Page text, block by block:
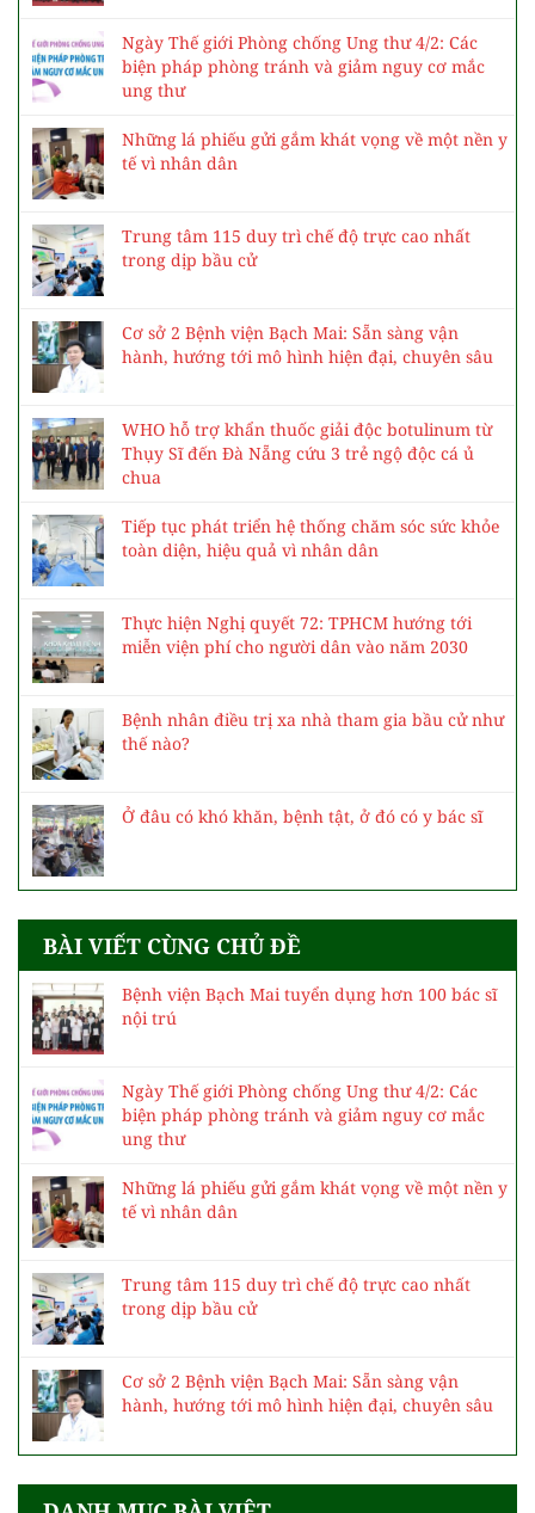
Ngày Thế giới Phòng chống Ung thư 4/2: Các
biện pháp phòng tránh và giảm nguy cơ mắc
ung thư
Những lá phiếu gửi gắm khát vọng về một nền y
tế vì nhân dân
Trung tâm 115 duy trì chế độ trực cao nhất
trong dịp bầu cử
Cơ sở 2 Bệnh viện Bạch Mai: Sẵn sàng vận
hành, hướng tới mô hình hiện đại, chuyên sâu
WHO hỗ trợ khẩn thuốc giải độc botulinum từ
Thụy Sĩ đến Đà Nẵng cứu 3 trẻ ngộ độc cá ủ
chua
Tiếp tục phát triển hệ thống chăm sóc sức khỏe
toàn diện, hiệu quả vì nhân dân
Thực hiện Nghị quyết 72: TPHCM hướng tới
miễn viện phí cho người dân vào năm 2030
Bệnh nhân điều trị xa nhà tham gia bầu cử như
thế nào?
Ở đâu có khó khăn, bệnh tật, ở đó có y bác sĩ
BÀI VIẾT CÙNG CHỦ ĐỀ
Bệnh viện Bạch Mai tuyển dụng hơn 100 bác sĩ
nội trú
Ngày Thế giới Phòng chống Ung thư 4/2: Các
biện pháp phòng tránh và giảm nguy cơ mắc
ung thư
Những lá phiếu gửi gắm khát vọng về một nền y
tế vì nhân dân
Trung tâm 115 duy trì chế độ trực cao nhất
trong dịp bầu cử
Cơ sở 2 Bệnh viện Bạch Mai: Sẵn sàng vận
hành, hướng tới mô hình hiện đại, chuyên sâu